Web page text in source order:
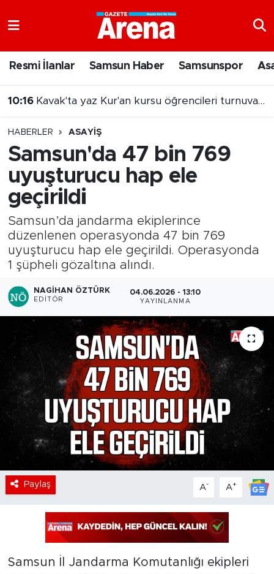
Resmi İlanlar Samsun Haber Samsunspor
10:16 Kavak'ta yaz Kur'an kursu öğrencileri turnuvada buluştu
HABERLER ASAYIŞ
Samsun'da 47 bin 769
uyuşturucu hap ele
geçirildi
Samsun’da jandarma ekiplerince
düzenlenen operasyonda 47 bin 769
uyuşturucu hap ele geçirildi. Operasyonda
1 şüpheli gözaltına alındı.
NAGIHAN ÖZTÜRK
EDITÖR
04.06.2026 - 13:10
YAYINLANMA
Paylaş A- A+
Samsun İl Jandarma Komutanlığı ekipleri
Samsun Namaz Vakitleri
Trafik Durumu
Süper Lig Puan Durumu ve Fikstür
Tüm Manşetler
Son Dakika Haberleri
Haber Arşivi